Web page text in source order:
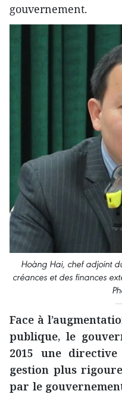
gouvernement.
Hoàng Hai, chef adjoint
créances et des finances
Face à
publique, le
2015 une
gestion plus
par le